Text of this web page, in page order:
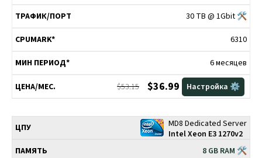
30 TB @ 1Gbit 🛠
6310
6 месяцев
$53.15 $36.99 Настройка ⚙️
MD8 Dedicated Server
Intel Xeon E3 1270v2
8 GB RAM 🛠